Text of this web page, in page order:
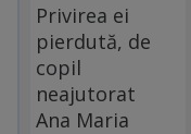
Privirea ei
pierdută, de
copil
neajutorat
Ana Maria